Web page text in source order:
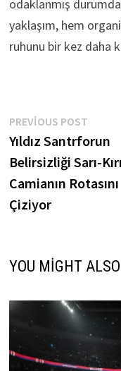
odaklanmış
yaklaşım, hem
ruhunu bir kez daha
Yazı
gezinmesi
PREVIOUS POST
post:
Yıldız Santrforun
Belirsizliği Sarı-
Camianın Rotasını
Çiziyor
YOU MIGHT